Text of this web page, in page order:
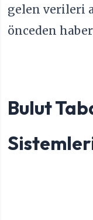
gelen verileri
önceden
Bulut